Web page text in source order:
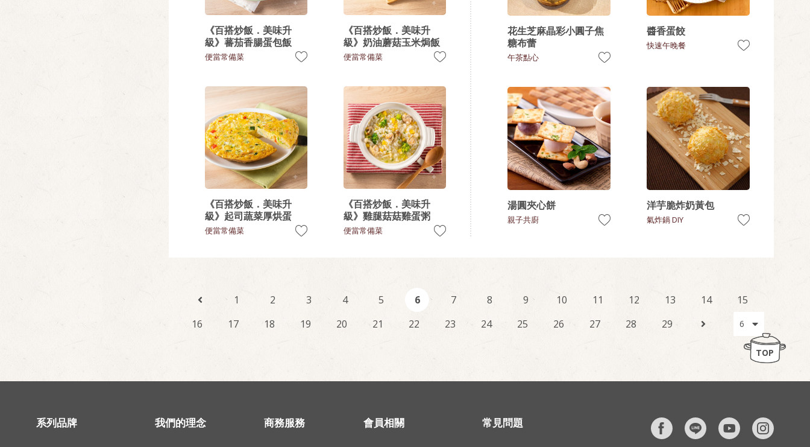
《百搭炒飯．美味升
級》蕃茄香腸蛋包飯
便當常備菜
《百搭炒飯．美味升
級》奶油蘑菇玉米焗飯
便當常備菜
《百搭炒飯．美味升
級》起司蔬菜厚烘蛋
便當常備菜
《百搭炒飯．美味升
級》雞腿菇菇雞蛋粥
便當常備菜
花生芝麻晶彩小圓子焦
糖布蕾
午茶點心
醬香蛋餃
快速午晚餐
湯圓夾心餅
親子共廚
洋芋脆炸奶黃包
氣炸鍋 DIY
1 2 3 4 5 6 7 8 9 10 11 12 13 14
15
16
17 18 19 20 21 22 23 24 25 26 27 28 29
TOP
系列品牌 我們的理念 商務服務 會員相關 常見問題